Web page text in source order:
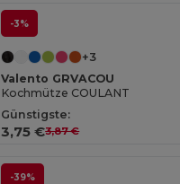
-3%
+3
Valento GRVACOU
Kochmütze COULANT
Günstigste:
3,75 €3,87 €
-39%